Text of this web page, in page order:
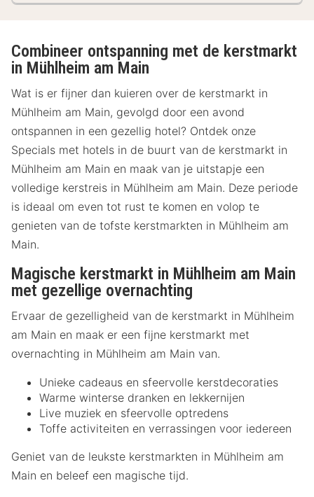
Combineer ontspanning met de kerstmarkt
in Mühlheim am Main
Wat is er fijner dan kuieren over de kerstmarkt in
Mühlheim am Main, gevolgd door een avond
ontspannen in een gezellig hotel? Ontdek onze
Specials met hotels in de buurt van de kerstmarkt in
Mühlheim am Main en maak van je uitstapje een
volledige kerstreis in Mühlheim am Main. Deze periode
is ideaal om even tot rust te komen en volop te
genieten van de tofste kerstmarkten in Mühlheim am
Main.
Magische kerstmarkt in Mühlheim am Main
met gezellige overnachting
Ervaar de gezelligheid van de kerstmarkt in Mühlheim
am Main en maak er een fijne kerstmarkt met
overnachting in Mühlheim am Main van.
Unieke cadeaus en sfeervolle kerstdecoraties
Warme winterse dranken en lekkernijen
Live muziek en sfeervolle optredens
Toffe activiteiten en verrassingen voor iedereen
Geniet van de leukste kerstmarkten in Mühlheim am
Main en beleef een magische tijd.